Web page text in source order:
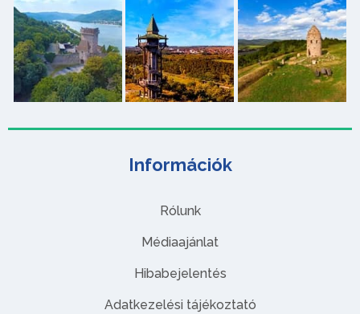
Információk
Rólunk
Médiaajánlat
Hibabejelentés
Adatkezelési tájékoztató